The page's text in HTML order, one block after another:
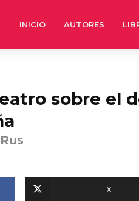
INICIO AUTORES
sobre el
X